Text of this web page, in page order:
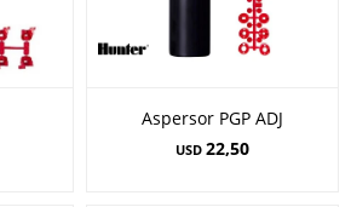
Aspersor PGP ADJ
USD 22,50